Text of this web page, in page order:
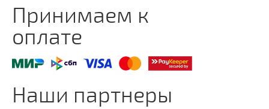
Принимаем к
оплате
Наши партнеры